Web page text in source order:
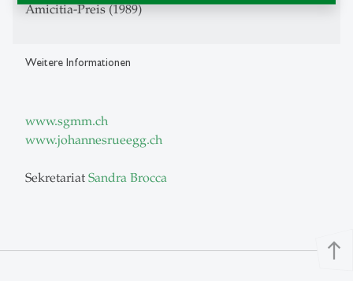
Amicitia-Preis (1989)
Weitere Informationen
www.sgmm.ch
www.johannesrueegg.ch
Sekretariat Sandra Brocca
north